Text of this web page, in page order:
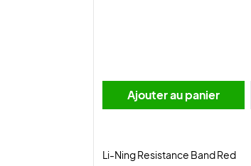
Ajouter au panier
Li-Ning Resistance Band Red